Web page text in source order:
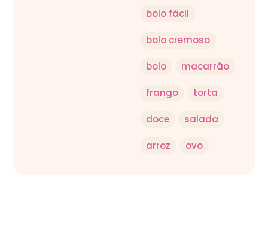
bolo fácil
bolo cremoso
bolo macarrão
frango torta
doce salada
arroz ovo